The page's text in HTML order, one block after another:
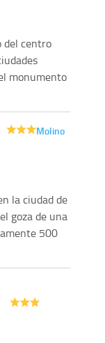
del centro
monumento
Molino
la ciudad de
goza de una
500